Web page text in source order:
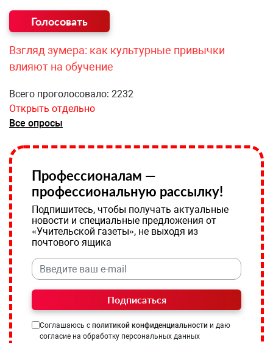
Взгляд зумера: как культурные привычки
влияют на обучение
Всего проголосовало: 2232
Открыть отдельно
Все опросы
Профессионалам —
профессиональную рассылку!
Подпишитесь, чтобы получать актуальные
новости и специальные предложения от
«Учительской газеты», не выходя из
почтового ящика
Подписаться
Соглашаюсь с политикой конфиденциальности и даю
согласие на обработку персональных данных